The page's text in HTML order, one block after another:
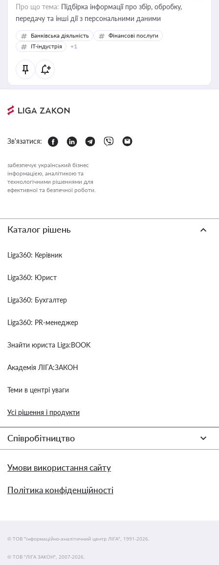
Про що тема: Підбірка інформації про збір, обробку,
передачу та інші дії з персональними даними
Банківська діяльність
Фінансові послуги
IT-індустрія
+1
Зв'язатися:
забезпечує український бізнес
інформацією, аналітикою та
технологічними рішеннями для
ефективної та безпечної роботи.
Каталог рішень
Liga360: Керівник
Liga360: Юрист
Liga360: Бухгалтер
Liga360: PR-менеджер
Знайти юриста Liga:BOOK
Академія ЛІГА:ЗАКОН
Теми в центрі уваги
Усі рішення і продукти
Співробітництво
Умови використання сайту
Політика конфіденційності
© ТОВ "інформаційно-аналітичний центр ЛІГА", 1991-2026.
© ТОВ "ЛІГА ЗАКОН", 2007-2026.